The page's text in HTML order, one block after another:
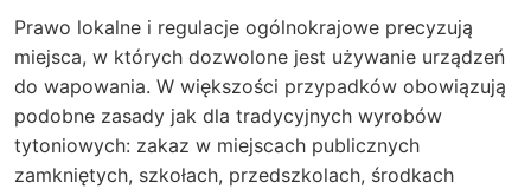
Prawo lokalne i regulacje ogólnokrajowe precyzują
miejsca, w których dozwolone jest używanie urządzeń
do wapowania. W większości przypadków obowiązują
podobne zasady jak dla tradycyjnych wyrobów
tytoniowych: zakaz w miejscach publicznych
zamkniętych, szkołach, przedszkolach, środkach